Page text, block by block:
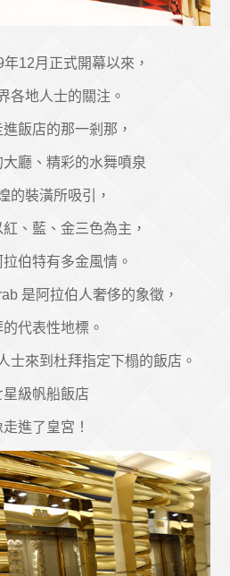
12月正式開幕以來，
各地人士的關注。
飯店的那一剎那，
廳、精彩的水舞噴泉
的裝潢所吸引，
、藍、金三色為主，
伯特有多金風情。
是阿拉伯人奢侈的象徵，
代表性地標。
士來到杜拜指定下榻的飯店。
星級帆船飯店
進了皇宮！